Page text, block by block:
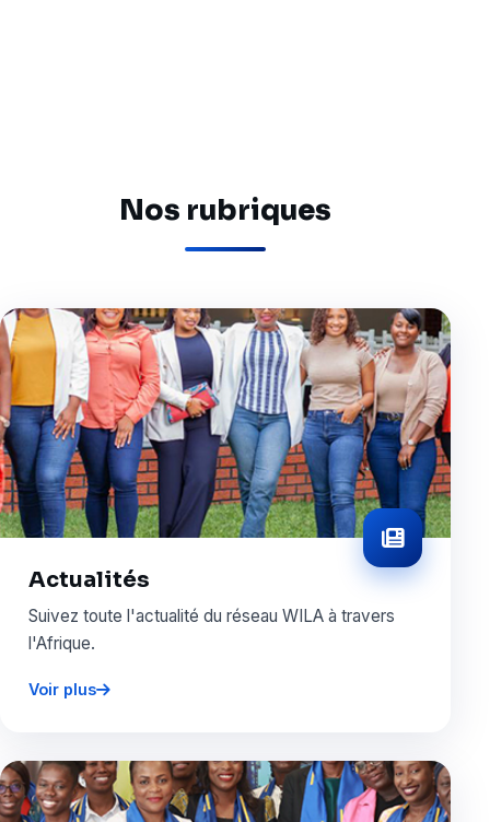
Nos rubriques
Actualités
Suivez toute l'actualité du réseau WILA à travers
l'Afrique.
Voir plus